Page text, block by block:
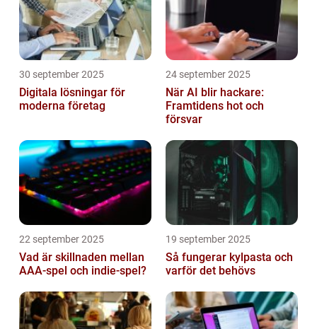
30 september 2025
Digitala lösningar för
moderna företag
24 september 2025
När AI blir hackare:
Framtidens hot och
försvar
22 september 2025
Vad är skillnaden mellan
AAA-spel och indie-spel?
19 september 2025
Så fungerar kylpasta och
varför det behövs